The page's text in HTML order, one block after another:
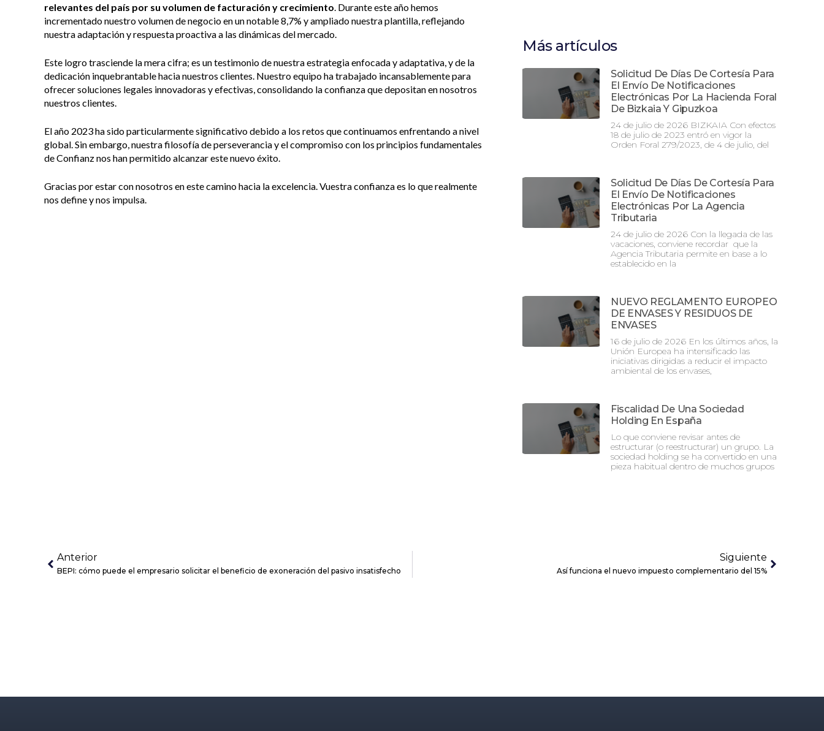
relevantes del país por su volumen de facturación y crecimiento . Durante este año hemos
incrementado nuestro volumen de negocio en un notable 8,7% y ampliado nuestra plantilla, reflejando
nuestra adaptación y respuesta proactiva a las dinámicas del mercado.
Este logro trasciende la mera cifra; es un testimonio de nuestra estrategia enfocada y adaptativa, y de la
dedicación inquebrantable hacia nuestros clientes. Nuestro equipo ha trabajado incansablemente para
ofrecer soluciones legales innovadoras y efectivas, consolidando la confianza que depositan en nosotros
nuestros clientes.
El año 2023 ha sido particularmente significativo debido a los retos que continuamos enfrentando a nivel
global. Sin embargo, nuestra filosofía de perseverancia y el compromiso con los principios fundamentales
de Confianz nos han permitido alcanzar este nuevo éxito.
Gracias por estar con nosotros en este camino hacia la excelencia. Vuestra confianza es lo que realmente
nos define y nos impulsa.
Más artículos
Solicitud De Días De Cortesía Para
El Envío De Notificaciones
Electrónicas Por La Hacienda Foral
De Bizkaia Y Gipuzkoa
24 de julio de 2026 BIZKAIA Con efectos
18 de julio de 2023 entró en vigor la
Orden Foral 279/2023, de 4 de julio, del
Solicitud De Días De Cortesía Para
El Envío De Notificaciones
Electrónicas Por La Agencia
Tributaria
24 de julio de 2026 Con la llegada de las
vacaciones, conviene recordar que la
Agencia Tributaria permite en base a lo
establecido en la
NUEVO REGLAMENTO EUROPEO
DE ENVASES Y RESIDUOS DE
ENVASES
16 de julio de 2026 En los últimos años, la
Unión Europea ha intensificado las
iniciativas dirigidas a reducir el impacto
ambiental de los envases,
Fiscalidad De Una Sociedad
Holding En España
Lo que conviene revisar antes de
estructurar (o reestructurar) un grupo. La
sociedad holding se ha convertido en una
pieza habitual dentro de muchos grupos
Anterior
BEPI: cómo puede el empresario solicitar el beneficio de exoneración del pasivo insatisfecho
Siguiente
Así funciona el nuevo impuesto complementario del 15%